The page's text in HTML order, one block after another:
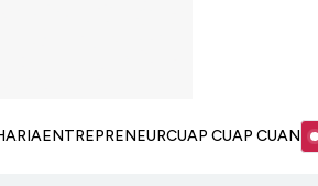
ENTREPRENEURCUAP CUAP CUAN